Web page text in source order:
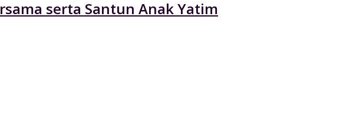
serta Santun Anak Yatim